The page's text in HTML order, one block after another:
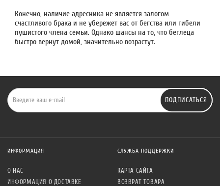
Конечно, наличие адресника не является залогом
счастливого брака и не убережет вас от бегства или гибели
пушистого члена семьи. Однако шансы на то, что беглеца
быстро вернут домой, значительно возрастут.
ПОДПИСАТЬСЯ
ИНФОРМАЦИЯ
О НАС
ИНФОРМАЦИЯ О ДОСТАВКЕ
СЛУЖБА ПОДДЕРЖКИ
КАРТА САЙТА
ВОЗВРАТ ТОВАРА